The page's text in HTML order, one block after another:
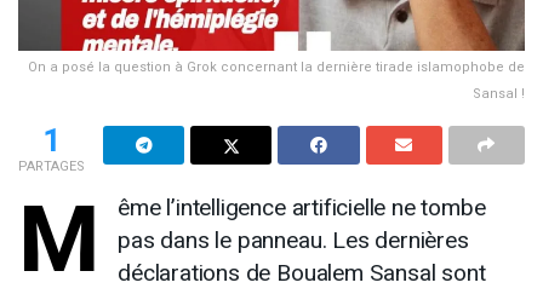
On a posé la question à Grok concernant la dernière tirade islamophobe de
Sansal !
1
PARTAGES
M
ême l’intelligence artificielle ne tombe
pas dans le panneau. Les dernières
déclarations de Boualem Sansal sont